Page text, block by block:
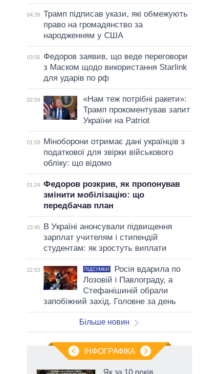
04:39 Трамп підписав укази, які обмежують
право на громадянство за
народженням у США
03:56
Федоров заявив, що веде переговори
з Маском щодо використання Starlink
для ударів по рф
02:59
«Нам теж потрібні ракети»:
Трамп прокоментував запит
України на Patriot
01:59
Міноборони отримає дані українців з
податкової для звірки військового
обліку: що відомо
01:24 Федоров розкрив, як пропонував
змінити мобілізацію: що
передбачав план
23:45
В Україні анонсували підвищення
зарплат учителям і стипендій
студентам: як зростуть виплати
22:53 ПІДСУМКИ
Росія вдарила по
Лозовій і Павлограду, а
Стефанішиній обрали
запобіжний захід. Головне за день
Більше новин
ІНФОГРАФІКА